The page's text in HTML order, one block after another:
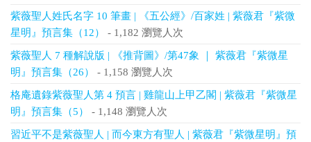
紫薇聖人姓氏名字 10 筆畫 | 《五公經》/百家姓 | 紫薇君『紫微
星明』預言集（12）
- 1,182 瀏覽人次
紫薇聖人 7 種解說版 | 《推背圖》/第47象 ｜ 紫薇君『紫微星
明』預言集（26）
- 1,158 瀏覽人次
格庵遺錄紫薇聖人第 4 預言 | 雞龍山上甲乙閣 | 紫薇君『紫微星
明』預言集（5）
- 1,148 瀏覽人次
習近平不是紫薇聖人 | 而今東方有聖人 | 紫薇君『紫微星明』預